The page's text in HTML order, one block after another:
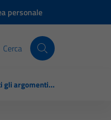
personale
Cerca
gli argomenti...